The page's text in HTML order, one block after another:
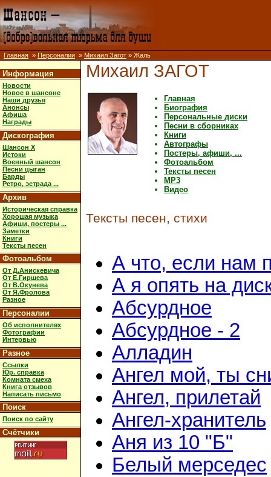
Главная » Персоналии » Михаил Загот » Жаль
Информация
Новости
Новое в шансоне
Наши друзья
Анонсы
Афиша
Награды
Дискография
Шансон X
Истоки
Военный шансон
Песни цыган
Барды
Ретро, эстрада ...
Архив
Историческая справка
Хорошая музыка
Афиши, постеры ...
Заметки
Книги
Тексты песен
Фотоальбом
От Д.Анискевича
От Е.Гиршева
От В.Окунева
От Я.Фролова
Разное
Персоналии
Об исполнителях
Фотографии
Интервью
Разное
Ссылки
Юр. справка
Комната смеха
Книга отзывов
Написать письмо
Поиск
Поиск по сайту
Счётчики
Михаил ЗАГОТ
Главная
Биография
Персональные диски
Песни в сборниках
Книги
Автографы
Постеры, афиши, ...
Фотоальбом
Тексты песен
MP3
Видео
Тексты песен, стихи
А что, если нам
А я опять на
Абсурдное
Абсурдное - 2
Алладин
Ангел мой, ты
Ангел, прилетай
Ангел-хранитель
Аня из 10 "Б"
Белый мерседес